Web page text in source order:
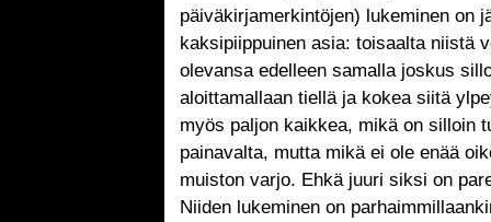
päiväkirjamerkintöjen) lukeminen on
kaksipiippuinen asia: toisaalta niistä
olevansa edelleen samalla joskus
aloittamallaan tiellä ja kokea siitä
myös paljon kaikkea, mikä on silloin
painavalta, mutta mikä ei ole enää
muiston varjo. Ehkä juuri siksi on
Niiden lukeminen on